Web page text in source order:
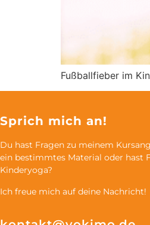
Fußballfieber im
Sprich mich an!
Du hast Fragen zu meinem
ein bestimmtes Material oder hast
Kinderyoga?
Ich freue mich auf deine Nachricht!